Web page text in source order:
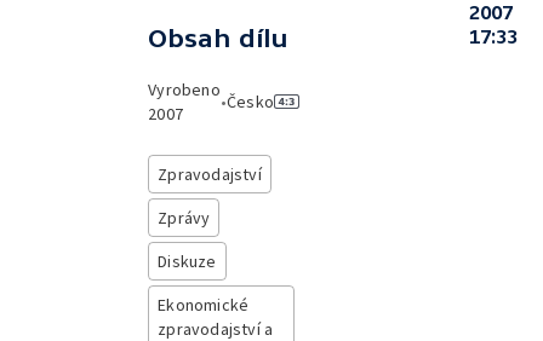
Obsah dílu
Vyrobeno
2007
•Česko
Zpravodajství
Zprávy
Diskuze
Ekonomické
zpravodajství a
2007
17:33